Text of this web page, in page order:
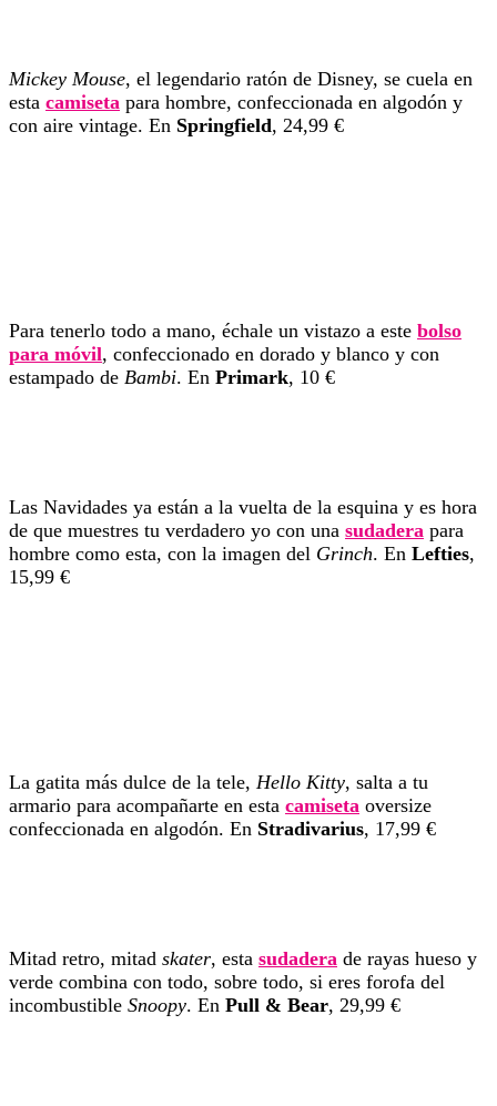
Mickey Mouse, el legendario ratón de Disney, se cuela en
esta camiseta para hombre, confeccionada en algodón y
con aire vintage. En Springfield, 24,99 €
Para tenerlo todo a mano, échale un vistazo a este bolso
para móvil, confeccionado en dorado y blanco y con
estampado de Bambi. En Primark, 10 €
Las Navidades ya están a la vuelta de la esquina y es hora
de que muestres tu verdadero yo con una sudadera para
hombre como esta, con la imagen del Grinch. En Lefties,
15,99 €
La gatita más dulce de la tele, Hello Kitty, salta a tu
armario para acompañarte en esta camiseta oversize
confeccionada en algodón. En Stradivarius, 17,99 €
Mitad retro, mitad skater, esta sudadera de rayas hueso y
verde combina con todo, sobre todo, si eres forofa del
incombustible Snoopy. En Pull & Bear, 29,99 €